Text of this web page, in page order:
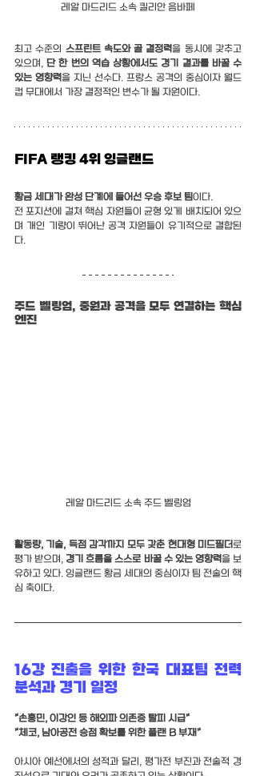
레알 마드리드 소속 킬리안 음바페
최고 수준의 스프린트 속도와 골 결정력을 동시에 갖추고
있으며, 단 한 번의 역습 상황에서도 경기 결과를 바꿀 수
있는 영향력을 지닌 선수다. 프랑스 공격의 중심이자 월드
컵 무대에서 가장 결정적인 변수가 될 자원이다.
FIFA 랭킹 4위 잉글랜드
황금 세대가 완성 단계에 들어선 우승 후보 팀이다.
전 포지션에 걸쳐 핵심 자원들이 균형 있게 배치되어 있으
며 개인 기량이 뛰어난 공격 자원들이 유기적으로 결합된
다.
주드 벨링엄, 중원과 공격을 모두 연결하는 핵심
엔진
레알 마드리드 소속 주드 벨링엄
활동량, 기술, 득점 감각까지 모두 갖춘 현대형 미드필더로
평가 받으며, 경기 흐름을 스스로 바꿀 수 있는 영향력을 보
유하고 있다. 잉글랜드 황금 세대의 중심이자 팀 전술의 핵
심 축이다.
16강 진출을 위한 한국 대표팀 전력
분석과 경기 일정
"손흥민, 이강인 등 해외파 의존증 탈피 시급"
"체코, 남아공전 승점 확보를 위한 플랜 B 부재"
아시아 예선에서의 성적과 달리, 평가전 부진과 전술적 경